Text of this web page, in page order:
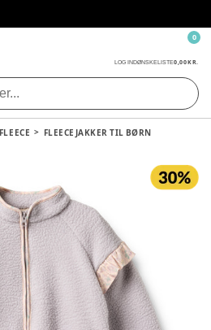
LOG INDØNSKELISTE0,00 KR.
0
FLEECE FLEECEJAKKER TIL BØRN